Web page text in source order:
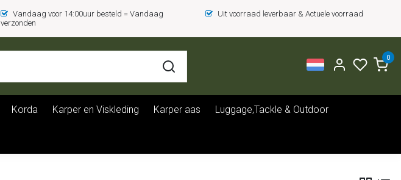
Vandaag voor 14:00uur besteld = Vandaag
verzonden
Uit voorraad leverbaar & Actuele voorraad
0
Korda Karper en Viskleding Karper aas Luggage,Tackle & Outdoor